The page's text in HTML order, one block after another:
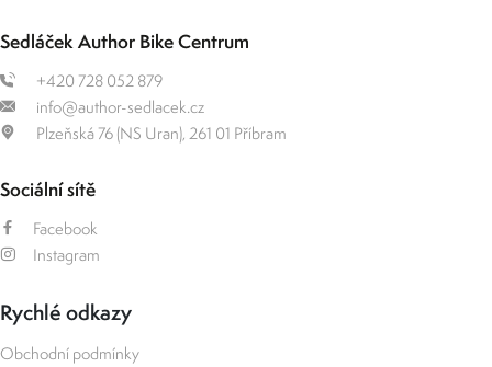
Sedláček Author Bike Centrum
+420 728 052 879
info@author-sedlacek.cz
Plzeňská 76 (NS Uran), 261 01 Příbram
Sociální sítě
Facebook
Instagram
Rychlé odkazy
Obchodní podmínky